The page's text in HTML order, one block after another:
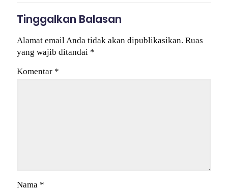
Tinggalkan Balasan
Alamat email Anda tidak akan dipublikasikan. Ruas
yang wajib ditandai *
Komentar *
Nama *